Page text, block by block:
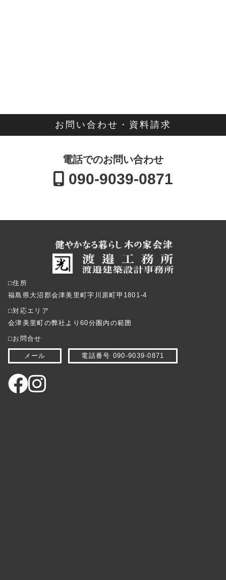
お問い合わせ・資料請求
電話でのお問い合わせ
090-9039-0871
⬜︎住所
福島県大沼郡会津美里町字川原町甲1801-4
⬜︎対応エリア
会津美里町の弊社より60分圏内の範囲
⬜︎お問合せ
メール 電話番号 090-9039-0871